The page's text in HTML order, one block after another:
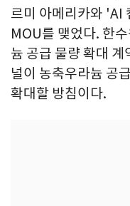
르미 아메리카와 'AI
MOU를 맺었다. 한
늄 공급 물량 확대
널이 농축우라늄 공
확대할 방침이다.